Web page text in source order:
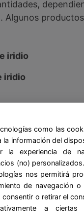
Algunos
iridio
iridio
tener iridio
(ETFs)
Estos
del
tener que
como
como las
la información del
la experiencia de
(no)
nos permitirá
de navegación
o retirar el
a ciertas